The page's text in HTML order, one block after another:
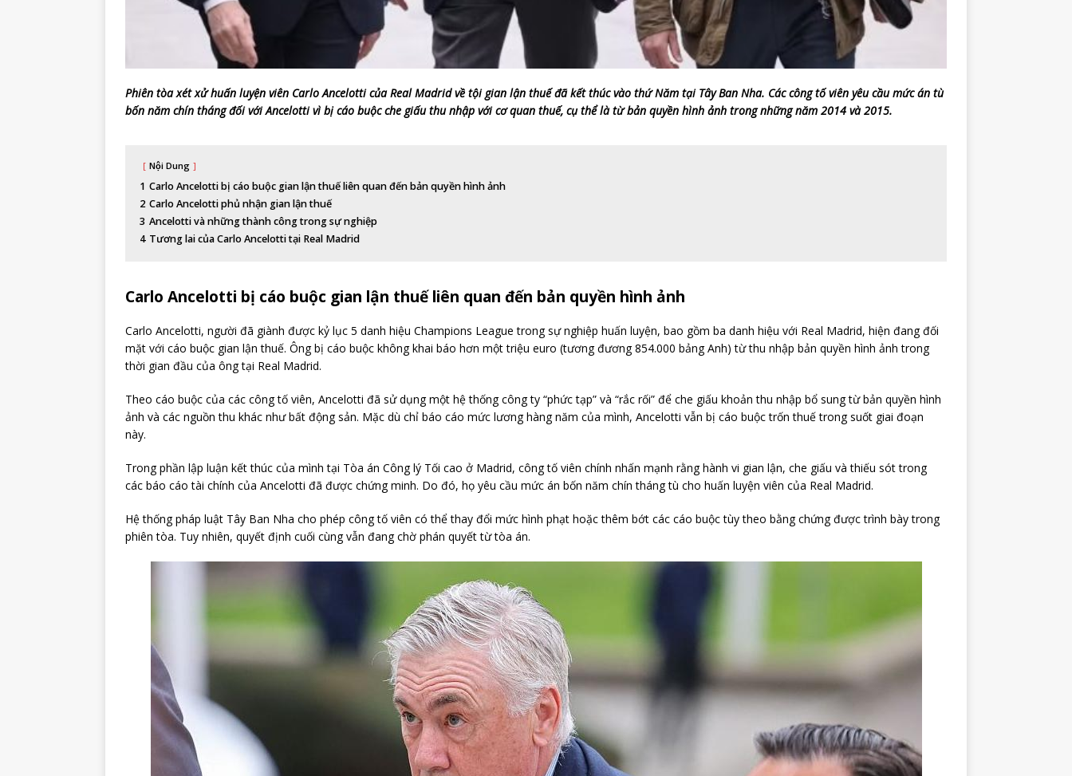
Phiên tòa xét xử huấn luyện viên Carlo Ancelotti của Real Madrid về tội gian lận thuế đã kết thúc vào thứ Năm tại Tây Ban Nha. Các công tố viên yêu cầu mức án tù
bốn năm chín tháng đối với Ancelotti vì bị cáo buộc che giấu thu nhập với cơ quan thuế, cụ thể là từ bản quyền hình ảnh trong những năm 2014 và 2015.
Nội Dung
1 Carlo Ancelotti bị cáo buộc gian lận thuế liên quan đến bản quyền hình ảnh
2 Carlo Ancelotti phủ nhận gian lận thuế
3 Ancelotti và những thành công trong sự nghiệp
4 Tương lai của Carlo Ancelotti tại Real Madrid
Carlo Ancelotti bị cáo buộc gian lận thuế liên quan đến bản quyền hình ảnh
Carlo Ancelotti, người đã giành được kỷ lục 5 danh hiệu Champions League trong sự nghiệp huấn luyện, bao gồm ba danh hiệu với Real Madrid, hiện đang đối
mặt với cáo buộc gian lận thuế. Ông bị cáo buộc không khai báo hơn một triệu euro (tương đương 854.000 bảng Anh) từ thu nhập bản quyền hình ảnh trong
thời gian đầu của ông tại Real Madrid.
Theo cáo buộc của các công tố viên, Ancelotti đã sử dụng một hệ thống công ty “phức tạp” và “rắc rối” để che giấu khoản thu nhập bổ sung từ bản quyền hình
ảnh và các nguồn thu khác như bất động sản. Mặc dù chỉ báo cáo mức lương hàng năm của mình, Ancelotti vẫn bị cáo buộc trốn thuế trong suốt giai đoạn
này.
Trong phần lập luận kết thúc của mình tại Tòa án Công lý Tối cao ở Madrid, công tố viên chính nhấn mạnh rằng hành vi gian lận, che giấu và thiếu sót trong
các báo cáo tài chính của Ancelotti đã được chứng minh. Do đó, họ yêu cầu mức án bốn năm chín tháng tù cho huấn luyện viên của Real Madrid.
Hệ thống pháp luật Tây Ban Nha cho phép công tố viên có thể thay đổi mức hình phạt hoặc thêm bớt các cáo buộc tùy theo bằng chứng được trình bày trong
phiên tòa. Tuy nhiên, quyết định cuối cùng vẫn đang chờ phán quyết từ tòa án.